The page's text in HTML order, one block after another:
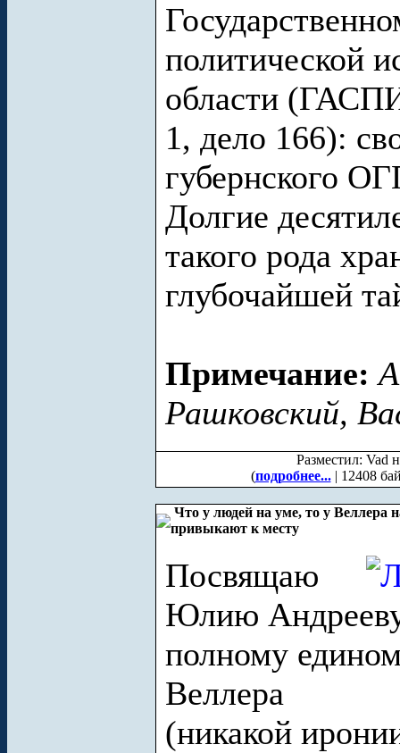
политической
области
1, дело 166):
губернского
Долгие
такого рода
глубочайшей
Примечание:
Рашковский,
Разместил: Vad
(подробнее...| 12408
Что у людей на уме, то у Веллера
привыкают к месту
Посвящаю
Юлию
полному
Веллера
(никакой